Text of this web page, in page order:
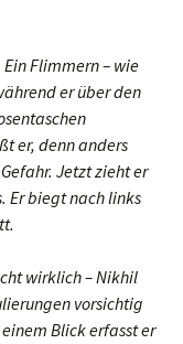
Flimmern – wie
er über den
er, denn anders
Jetzt zieht er
Er biegt nach links
wirklich – Nikhil
vorsichtig
Blick erfasst er